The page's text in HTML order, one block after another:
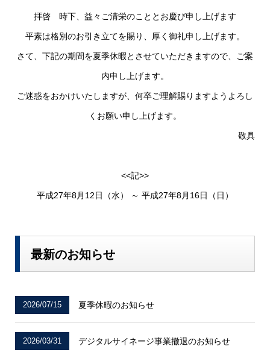
拝啓 時下、益々ご清栄のこととお慶び申し上げます
平素は格別のお引き立てを賜り、厚く御礼申し上げます。
さて、下記の期間を夏季休暇とさせていただきますので、ご案
内申し上げます。
ご迷惑をおかけいたしますが、何卒ご理解賜りますようよろし
くお願い申し上げます。
敬具
<<記>>
平成27年8月12日（水） ～ 平成27年8月16日（日）
最新のお知らせ
2026/07/15 夏季休暇のお知らせ
2026/03/31 デジタルサイネージ事業撤退のお知らせ